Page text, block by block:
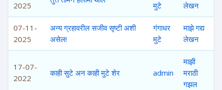
2025
मुटे
लेखन
07-11-
2025
अन्य ग्रहावरील सजीव सृष्टी अशी
असेल!
गंगाधर
मुटे
माझे गद्य
लेखन
17-07-
2022
काही सुटे अन काही मुटे शेर admin
माझी
मराठी
गझल